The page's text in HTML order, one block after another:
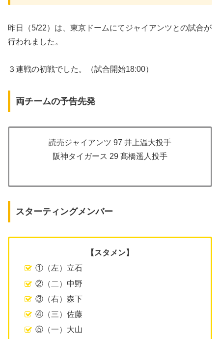
昨日（5/22）は、東京ドームにてジャイアンツとの試合が
行われました。
３連戦の初戦でした。（試合開始18:00）
両チームの予告先発
読売ジャイアンツ 97 井上温大投手
阪神タイガース 29 髙橋遥人投手
スターティングメンバー
【スタメン】
①（左）立石
②（二）中野
③（右）森下
④（三）佐藤
⑤（一）大山